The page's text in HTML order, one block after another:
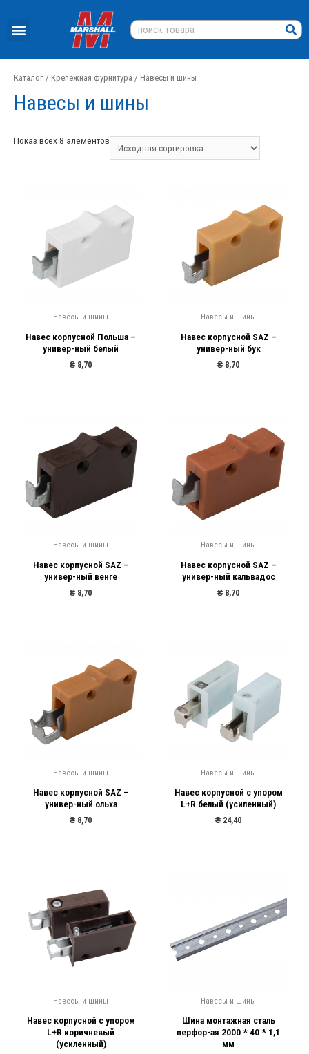
Каталог / Крепежная фурнитура / Навесы и шины
Навесы и шины
Показ всех 8 элементов
Навесы и шины
Навес корпусной Польша –
универ-ный белый
₴ 8,70
Навесы и шины
Навес корпусной SAZ –
универ-ный бук
₴ 8,70
Навесы и шины
Навес корпусной SAZ –
универ-ный венге
₴ 8,70
Навесы и шины
Навес корпусной SAZ –
универ-ный кальвадос
₴ 8,70
Навесы и шины
Навес корпусной SAZ –
универ-ный ольха
₴ 8,70
Навесы и шины
Навес корпусной с упором
L+R белый (усиленный)
₴ 24,40
Навесы и шины
Навес корпусной с упором
L+R коричневый
(усиленный)
Навесы и шины
Шина монтажная сталь
перфор-ая 2000 * 40 * 1,1
мм